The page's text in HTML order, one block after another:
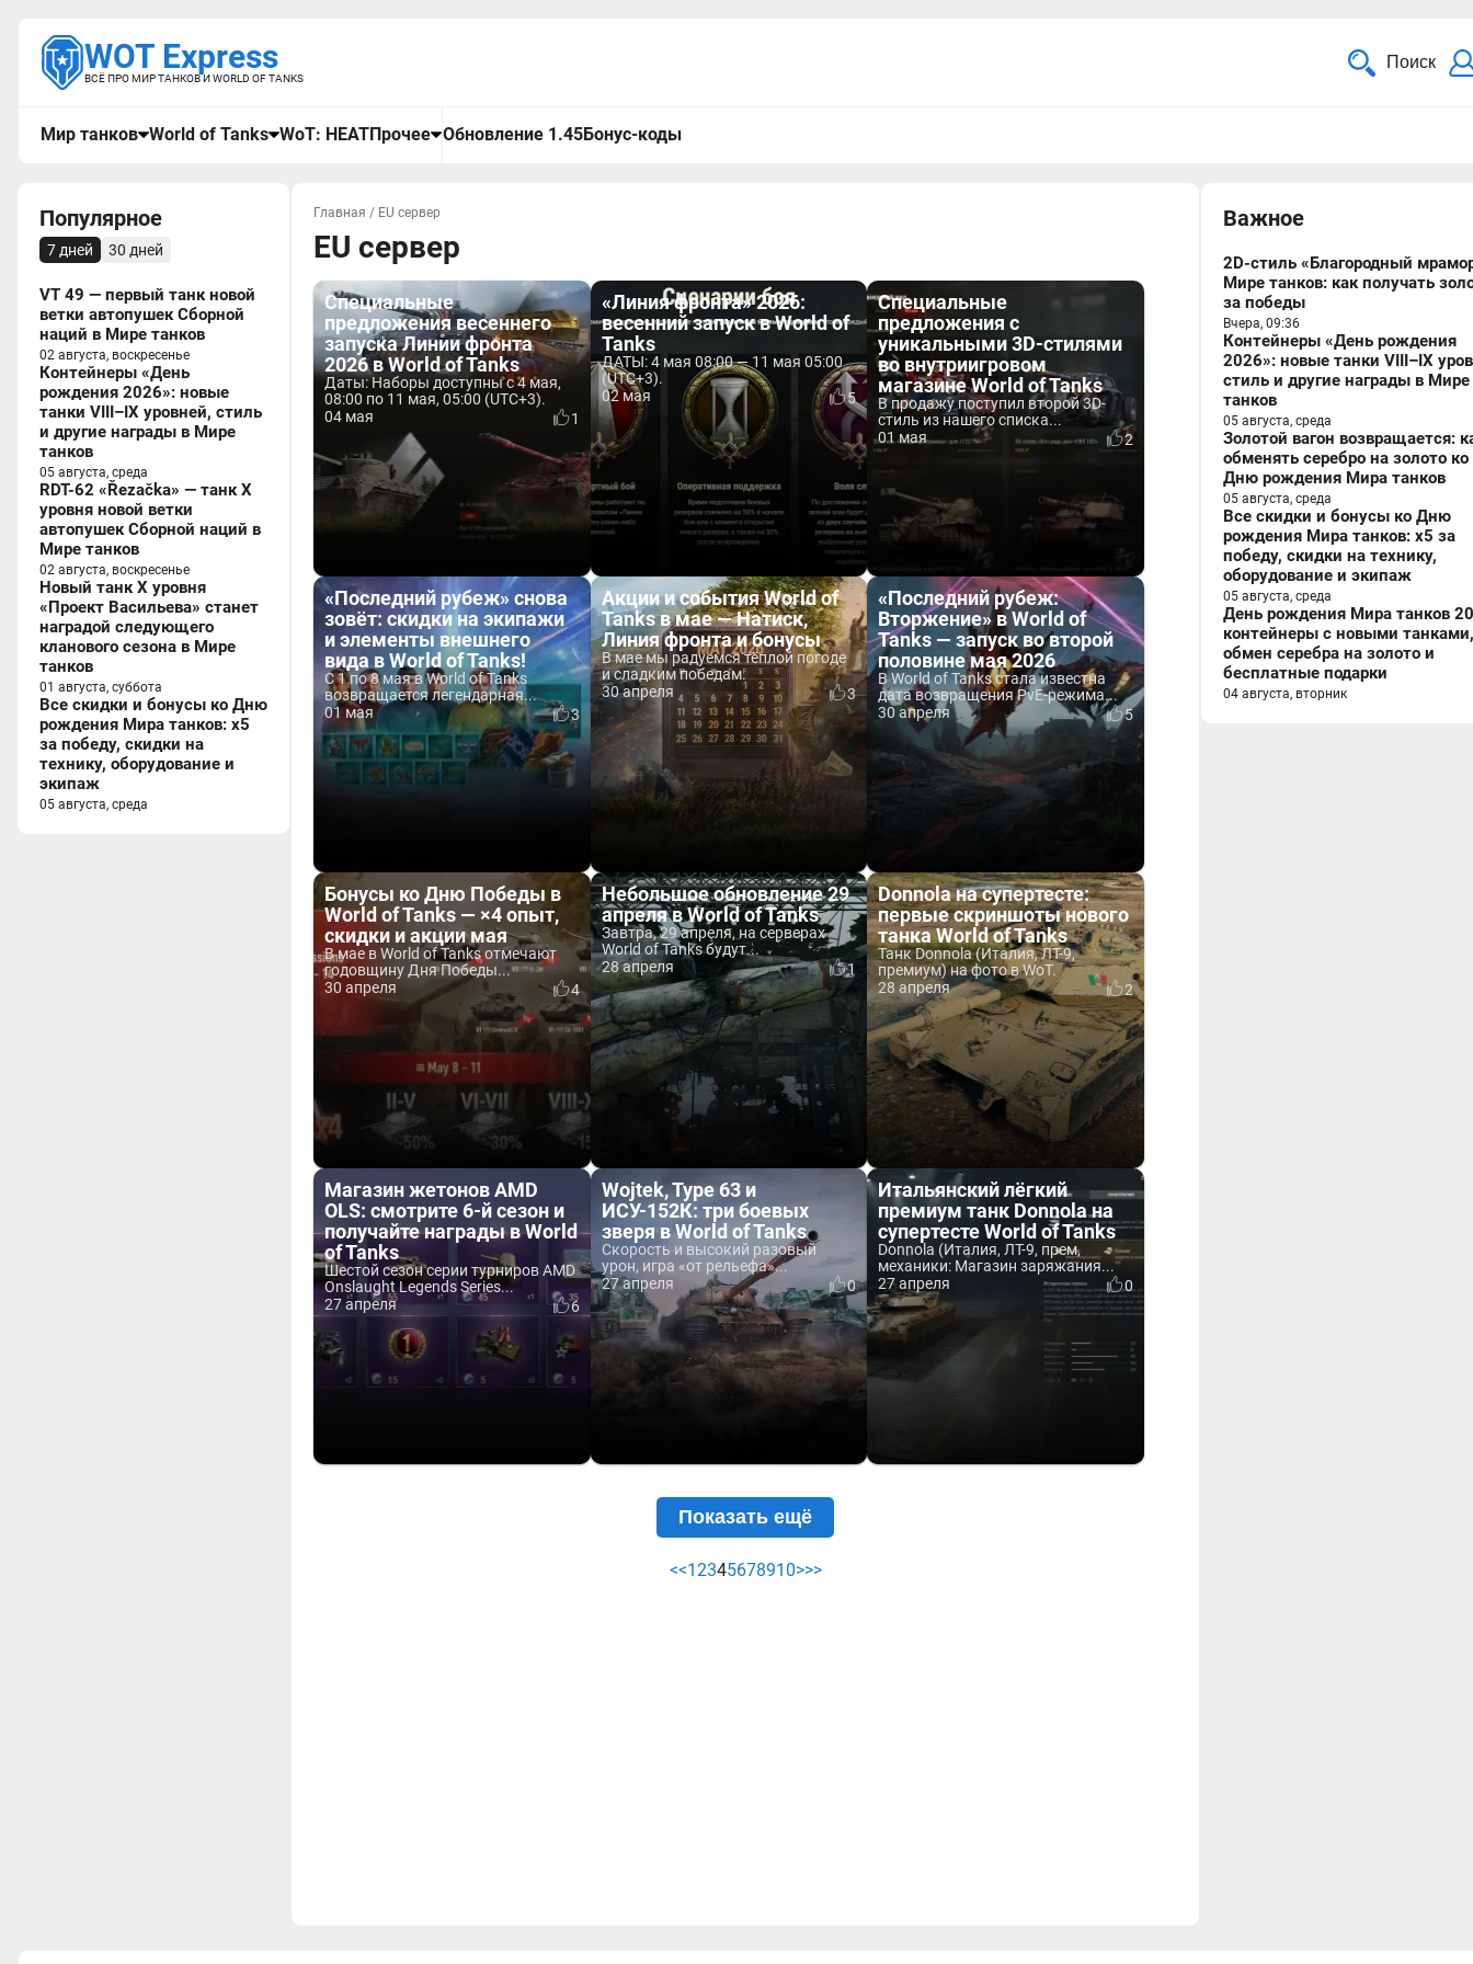
WOT Express
ВСЁ ПРО МИР ТАНКОВ И WORLD OF TANKS
Поиск
Мир танков World of Tanks WoT: HEATПрочее Обновление 1.45Бонус-коды
Популярное
7 дней 30 дней
VT 49 — первый танк новой
ветки автопушек Сборной
наций в Мире танков
02 августа, воскресенье
Контейнеры «День
рождения 2026»: новые
танки VIII–IX уровней, стиль
и другие награды в Мире
танков
05 августа, среда
RDT-62 «Řezačka» — танк X
уровня новой ветки
автопушек Сборной наций в
Мире танков
02 августа, воскресенье
Новый танк X уровня
«Проект Васильева» станет
наградой следующего
кланового сезона в Мире
танков
01 августа, суббота
Все скидки и бонусы ко Дню
рождения Мира танков: x5
за победу, скидки на
технику, оборудование и
экипаж
05 августа, среда
Главная / EU сервер
EU сервер
Специальные
предложения весеннего
запуска Линии фронта
2026 в World of Tanks
Даты: Наборы доступны с 4 мая,
08:00 по 11 мая, 05:00 (UTC+3).
04 мая
1
«Линия фронта» 2026:
весенний запуск в World of
Tanks
ДАТЫ: 4 мая 08:00 — 11 мая 05:00
(UTC+3).
02 мая
5
Специальные
предложения с
уникальными 3D-стилями
во внутриигровом
магазине World of Tanks
В продажу поступил второй 3D-
стиль из нашего списка...
01 мая
2
«Последний рубеж» снова
зовёт: скидки на экипажи
и элементы внешнего
вида в World of Tanks!
С 1 по 8 мая в World of Tanks
возвращается легендарная...
01 мая
3
Акции и события World of
Tanks в мае — Натиск,
Линия фронта и бонусы
В мае мы радуемся тёплой погоде
и сладким победам.
30 апреля
3
«Последний рубеж:
Вторжение» в World of
Tanks — запуск во второй
половине мая 2026
В World of Tanks стала известна
дата возвращения PvE-режима...
30 апреля
5
Бонусы ко Дню Победы в
World of Tanks — ×4 опыт,
скидки и акции мая
В мае в World of Tanks отмечают
годовщину Дня Победы...
30 апреля
4
Небольшое обновление 29
апреля в World of Tanks
Завтра, 29 апреля, на серверах
World of Tanks будут...
28 апреля
1
Donnola на супертесте:
первые скриншоты нового
танка World of Tanks
Танк Donnola (Италия, ЛТ-9,
премиум) на фото в WoT.
28 апреля
2
Магазин жетонов AMD
OLS: смотрите 6-й сезон и
получайте награды в World
of Tanks
Шестой сезон серии турниров AMD
Onslaught Legends Series...
27 апреля
6
Wojtek, Type 63 и
ИСУ-152К: три боевых
зверя в World of Tanks
Скорость и высокий разовый
урон, игра «от рельефа»...
27 апреля
0
Итальянский лёгкий
премиум танк Donnola на
супертесте World of Tanks
Donnola (Италия, ЛТ-9, прем,
механики: Магазин заряжания...
27 апреля
0
Показать ещё
<<12345678910>>>
Важное
2D-стиль «Благородный
Мире танков: как получать
за победы
Вчера, 09:36
Контейнеры «День рождения
2026»: новые танки VIII–IX
стиль и другие награды в Мире
танков
05 августа, среда
Золотой вагон возвращается:
обменять серебро на золото ко
Дню рождения Мира танков
05 августа, среда
Все скидки и бонусы ко Дню
рождения Мира танков: x5 за
победу, скидки на технику,
оборудование и экипаж
05 августа, среда
День рождения Мира танков
контейнеры с новыми танками,
обмен серебра на золото и
бесплатные подарки
04 августа, вторник